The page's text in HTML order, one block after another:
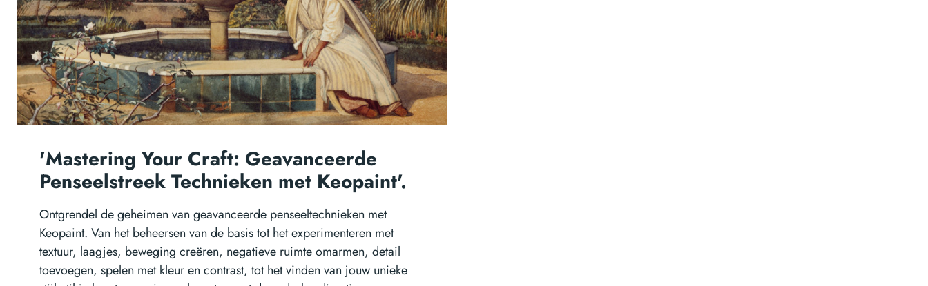
'Mastering Your Craft: Geavanceerde
Penseelstreek Technieken met Keopaint'.
Ontgrendel de geheimen van geavanceerde penseeltechnieken met
Keopaint. Van het beheersen van de basis tot het experimenteren met
textuur, laagjes, beweging creëren, negatieve ruimte omarmen, detail
toevoegen, spelen met kleur en contrast, tot het vinden van jouw unieke